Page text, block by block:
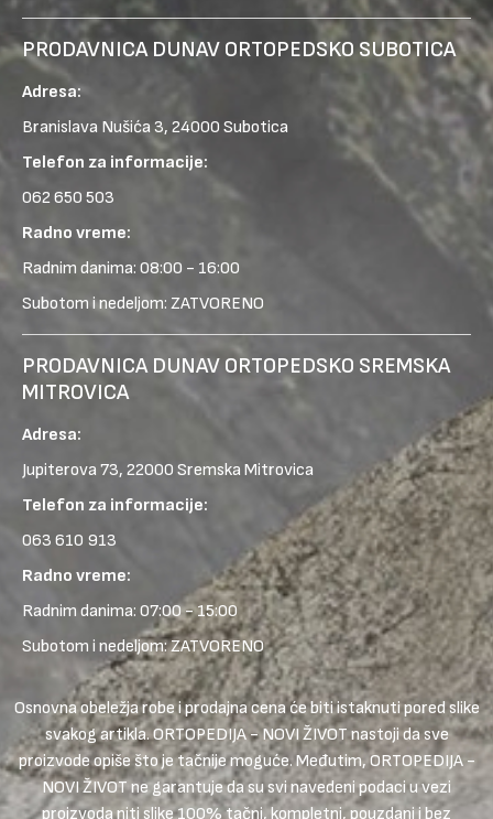
PRODAVNICA DUNAV ORTOPEDSKO SUBOTICA
Adresa:
Branislava Nušića 3, 24000 Subotica
Telefon za informacije:
062 650 503
Radno vreme:
Radnim danima: 08:00 - 16:00
Subotom i nedeljom: ZATVORENO
PRODAVNICA DUNAV ORTOPEDSKO SREMSKA
MITROVICA
Adresa:
Jupiterova 73, 22000 Sremska Mitrovica
Telefon za informacije:
063 610 913
Radno vreme:
Radnim danima: 07:00 - 15:00
Subotom i nedeljom: ZATVORENO
Osnovna obeležja robe i prodajna cena će biti istaknuti pored slike
svakog artikla. ORTOPEDIJA - NOVI ŽIVOT nastoji da sve
proizvode opiše što je tačnije moguće. Međutim, ORTOPEDIJA -
NOVI ŽIVOT ne garantuje da su svi navedeni podaci u vezi
proizvoda niti slike 100% tačni, kompletni, pouzdani i bez